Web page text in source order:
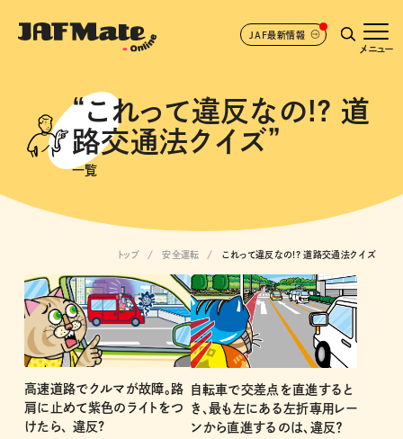
JAF最新情報
メニュー
“これって違反なの!? 道
路交通法クイズ”
一覧
トップ 安全運転 これって違反なの!? 道路交通法クイズ
高速道路でクルマが故障。路
肩に止めて紫色のライトをつ
けたら、 違反?
自転車で交差点を直進すると
き、最も左にある左折専用レー
ンから直進するのは、違反？